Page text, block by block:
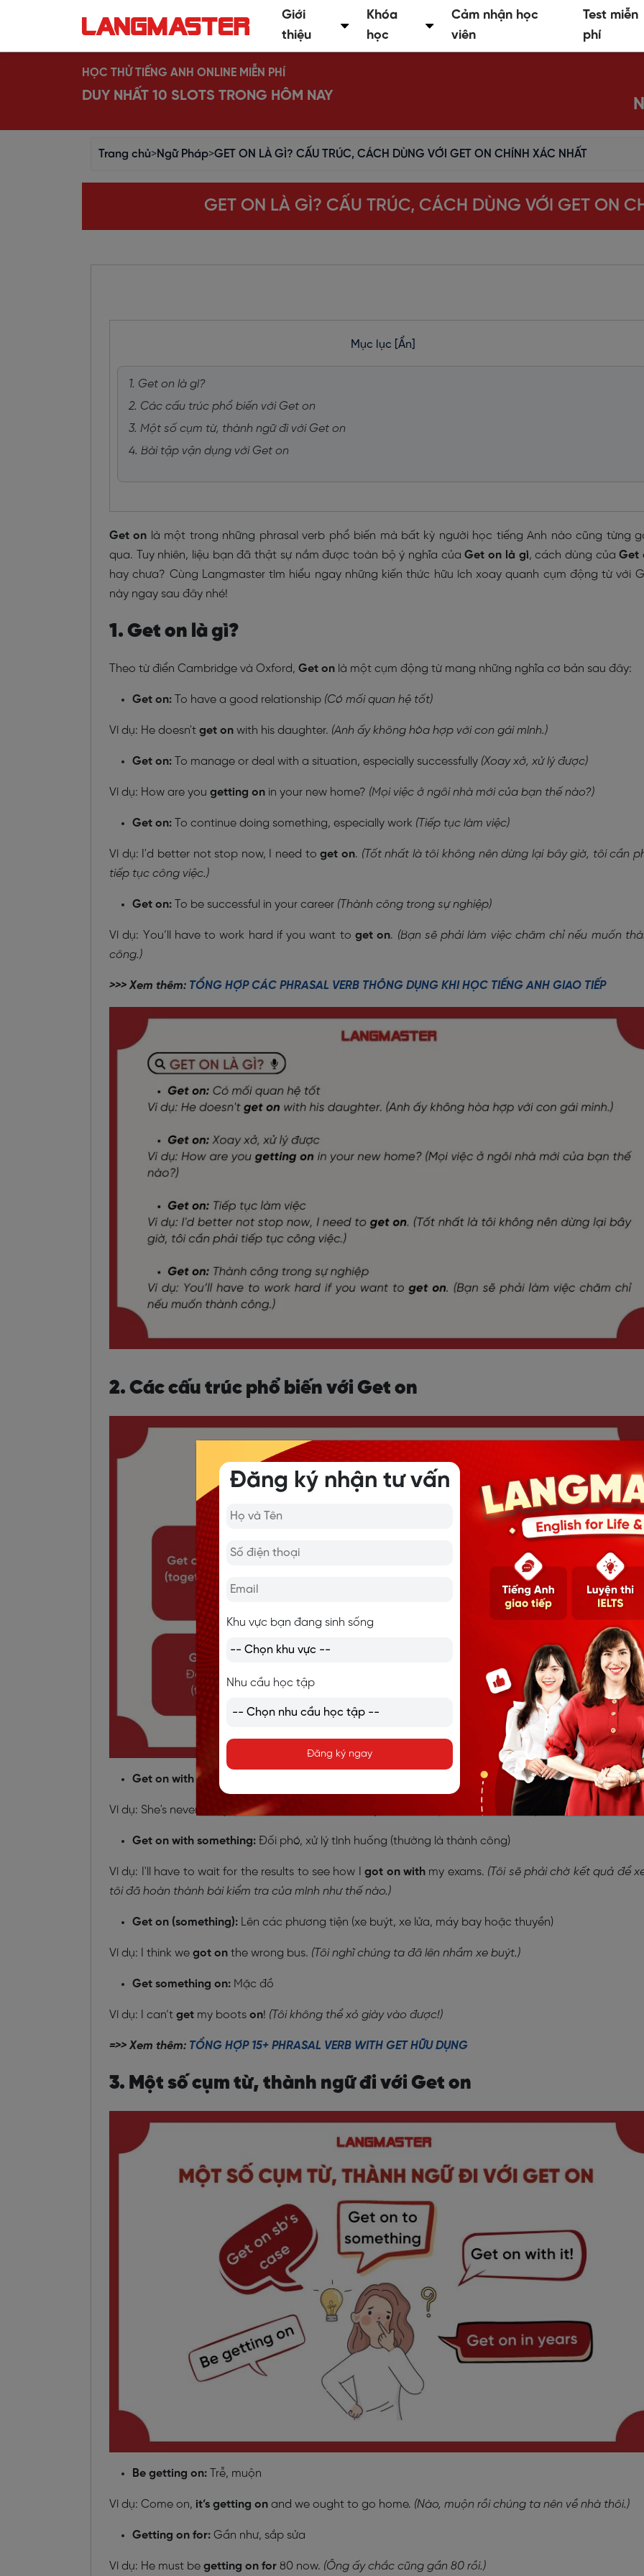
Giới
thiệu
Khóa
học
Cảm nhận học
viên
Test miễn
phí
HỌC THỬ TIẾNG ANH ONLINE MIỄN PHÍ
DUY NHẤT 10 SLOTS TRONG HÔM NAY
Trang chủ>Ngữ Pháp>GET ON LÀ GÌ? CẤU TRÚC, CÁCH DÙNG VỚI GET ON CHÍNH XÁC NHẤT
GET ON LÀ GÌ? CẤU TRÚC, CÁCH DÙNG VỚI GET ON
Mục lục [Ẩn]
1. Get on là gì?
2. Các cấu trúc phổ biến với Get on
3. Một số cụm từ, thành ngữ đi với Get on
4. Bài tập vận dụng với Get on
Get on là một trong những phrasal verb phổ biến mà bất kỳ người học tiếng Anh nào cũng từng
qua. Tuy nhiên, liệu bạn đã thật sự nắm được toàn bộ ý nghĩa củaGet on là gì, cách dùng củaGet
hay chưa? Cùng Langmaster tìm hiểu ngay những kiến thức hữu ích xoay quanh cụm động từ với
này ngay sau đây nhé!
1. Get on là gì?
Theo từ điển Cambridge và Oxford, Get on là một cụm động từ mang những nghĩa cơ bản sau đây:
Get on: To have a good relationship (Có mối quan hệ tốt)
Ví dụ: He doesn't get on with his daughter. (Anh ấy không hòa hợp với con gái mình.)
Get on: To manage or deal with a situation, especially successfully (Xoay xở, xử lý được)
Ví dụ: How are you getting on in your new home? (Mọi việc ở ngôi nhà mới của bạn thế nào?)
Get on: To continue doing something, especially work (Tiếp tục làm việc)
Ví dụ: I'd better not stop now, I need toget on. (Tốt nhất là tôi không nên dừng lại bây giờ, tôi cần
tiếp tục công việc.)
Get on: To be successful in your career (Thành công trong sự nghiệp)
Ví dụ: You’ll have to work hard if you want to get on. (Bạn sẽ phải làm việc chăm chỉ nếu muốn
công.)
>>> Xem thêm: TỔNG HỢP CÁC PHRASAL VERB THÔNG DỤNG KHI HỌC TIẾNG ANH GIAO TIẾP
2. Các cấu trúc phổ biến với Get on
Get on with somebody | Get on (together): Có mối quan hệ thân thiết với ai
Ví dụ: She's never really got on with (Cô ấy chưa bao giờ thực sự hòa hợp với em gái mình.)
Get on with something: Đối phó, xử lý tình huống (thường là thành công)
Ví dụ: I'll have to wait for the results to see how Igot on with my exams. (Tôi sẽ phải chờ kết quả để
tôi đã hoàn thành bài kiểm tra của mình như thế nào.)
Get on (something): Lên các phương tiện (xe buýt, xe lửa, máy bay hoặc thuyền)
Ví dụ: I think we got on the wrong bus. (Tôi nghĩ chúng ta đã lên nhầm xe buýt.)
Get something on: Mặc đồ
Ví dụ: I can’t get my boots on! (Tôi không thể xỏ giày vào được!)
=>> Xem thêm: TỔNG HỢP 15+ PHRASAL VERB WITH GET HỮU DỤNG
3. Một số cụm từ, thành ngữ đi với Get on
Be getting on: Trễ, muộn
Ví dụ: Come on, it’s getting on and we ought to go home. (Nào, muộn rồi chúng ta nên về nhà thôi.)
Getting on for: Gần như, sắp sửa
Ví dụ: He must be getting on for 80 now. (Ông ấy chắc cũng gần 80 rồi.)
Đăng ký nhận tư vấn
Khu vực bạn đang sinh sống
Nhu cầu học tập
Đăng ký ngay